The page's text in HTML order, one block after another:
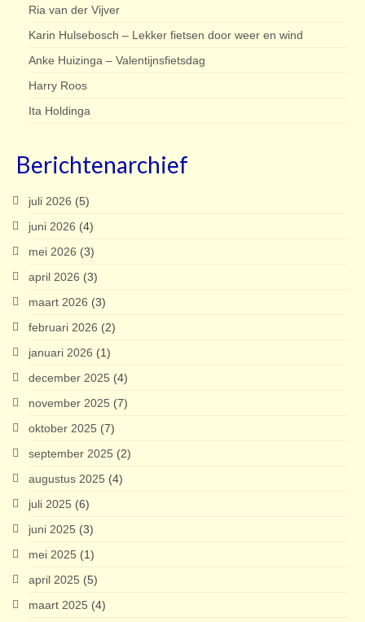
Ria van der Vijver
Karin Hulsebosch – Lekker fietsen door weer en wind
Anke Huizinga – Valentijnsfietsdag
Harry Roos
Ita Holdinga
Berichtenarchief
juli 2026 (5)
juni 2026 (4)
mei 2026 (3)
april 2026 (3)
maart 2026 (3)
februari 2026 (2)
januari 2026 (1)
december 2025 (4)
november 2025 (7)
oktober 2025 (7)
september 2025 (2)
augustus 2025 (4)
juli 2025 (6)
juni 2025 (3)
mei 2025 (1)
april 2025 (5)
maart 2025 (4)